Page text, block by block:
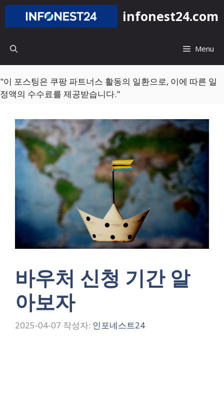
컨
츠
너
뛰
기
infonest24.com
Menu
"이 포스팅은 쿠팡 파트너스 활동의 일환으로, 이에 따른 일
정액의 수수료를 제공받습니다."
바우처 신청 기간 알
아보자
2025-04-07 작성자: 인포네스트24